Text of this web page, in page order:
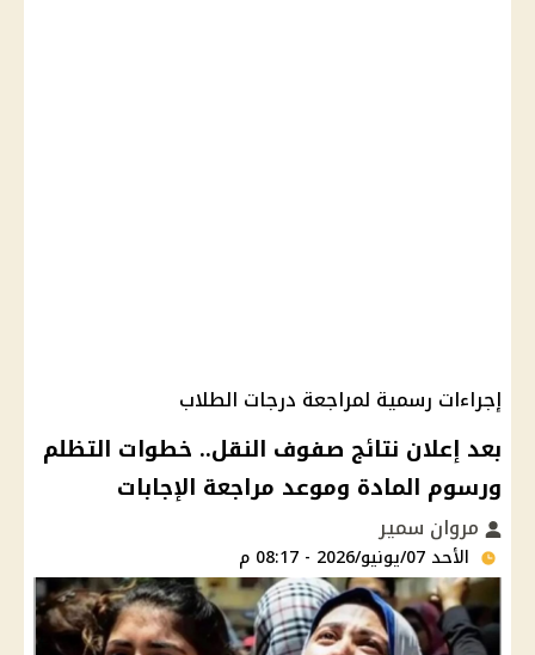
إجراءات رسمية لمراجعة درجات الطلاب
بعد إعلان نتائج صفوف النقل.. خطوات التظلم
ورسوم المادة وموعد مراجعة الإجابات
مروان سمير
الأحد 07/يونيو/2026 - 08:17 م